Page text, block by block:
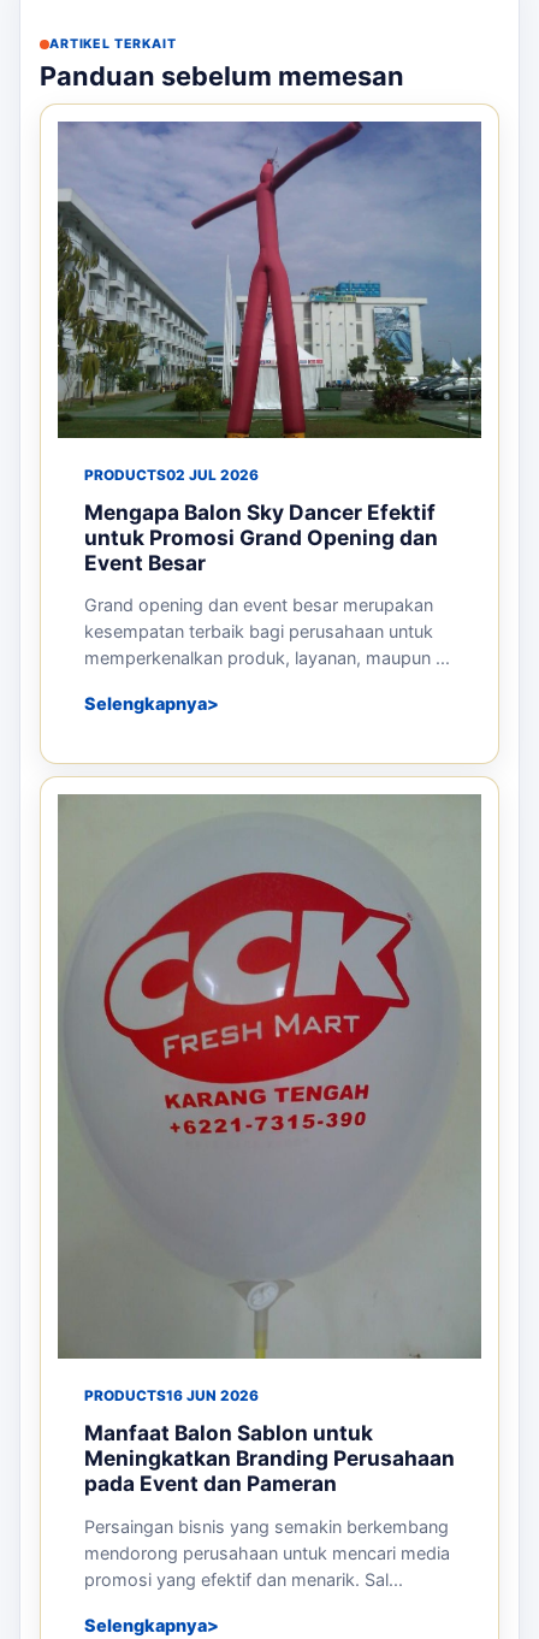
ARTIKEL TERKAIT
Panduan sebelum memesan
PRODUCTS02 JUL 2026
Mengapa Balon Sky Dancer Efektif
untuk Promosi Grand Opening dan
Event Besar
Grand opening dan event besar merupakan
kesempatan terbaik bagi perusahaan untuk
memperkenalkan produk, layanan, maupun ...
Selengkapnya
PRODUCTS16 JUN 2026
Manfaat Balon Sablon untuk
Meningkatkan Branding Perusahaan
pada Event dan Pameran
Persaingan bisnis yang semakin berkembang
mendorong perusahaan untuk mencari media
promosi yang efektif dan menarik. Sal...
Selengkapnya